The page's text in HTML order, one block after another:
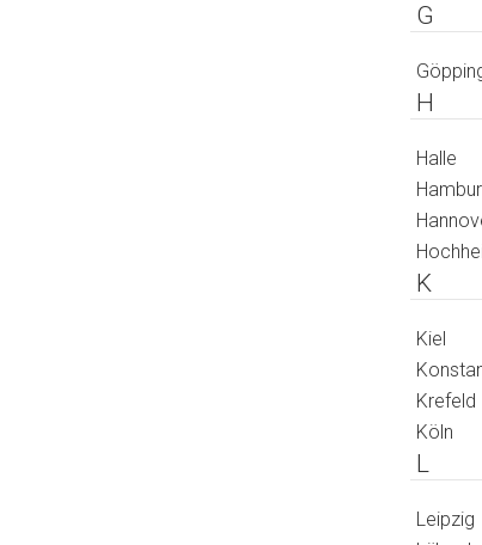
G
H
Halle
K
Kiel
Krefeld
Köln
L
Leipzig